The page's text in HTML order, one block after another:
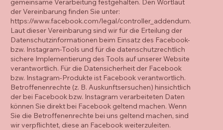
der Vereinbarung finden Sie unter:
https://www.facebook.com/legal/controller_addendum.
Laut dieser Vereinbarung sind wir für die Erteilung der
Datenschutzinformationen beim Einsatz des Facebook-
bzw. Instagram-Tools und für die datenschutzrechtlich
sichere Implementierung des Tools auf unserer Website
verantwortlich. Für die Datensicherheit der Facebook
bzw. Instagram-Produkte ist Facebook verantwortlich.
Betroffenenrechte (z. B. Auskunftsersuchen) hinsichtlich
der bei Facebook bzw. Instagram verarbeiteten Daten
können Sie direkt bei Facebook geltend machen. Wenn
Sie die Betroffenenrechte bei uns geltend machen, sind
wir verpflichtet, diese an Facebook weiterzuleiten.